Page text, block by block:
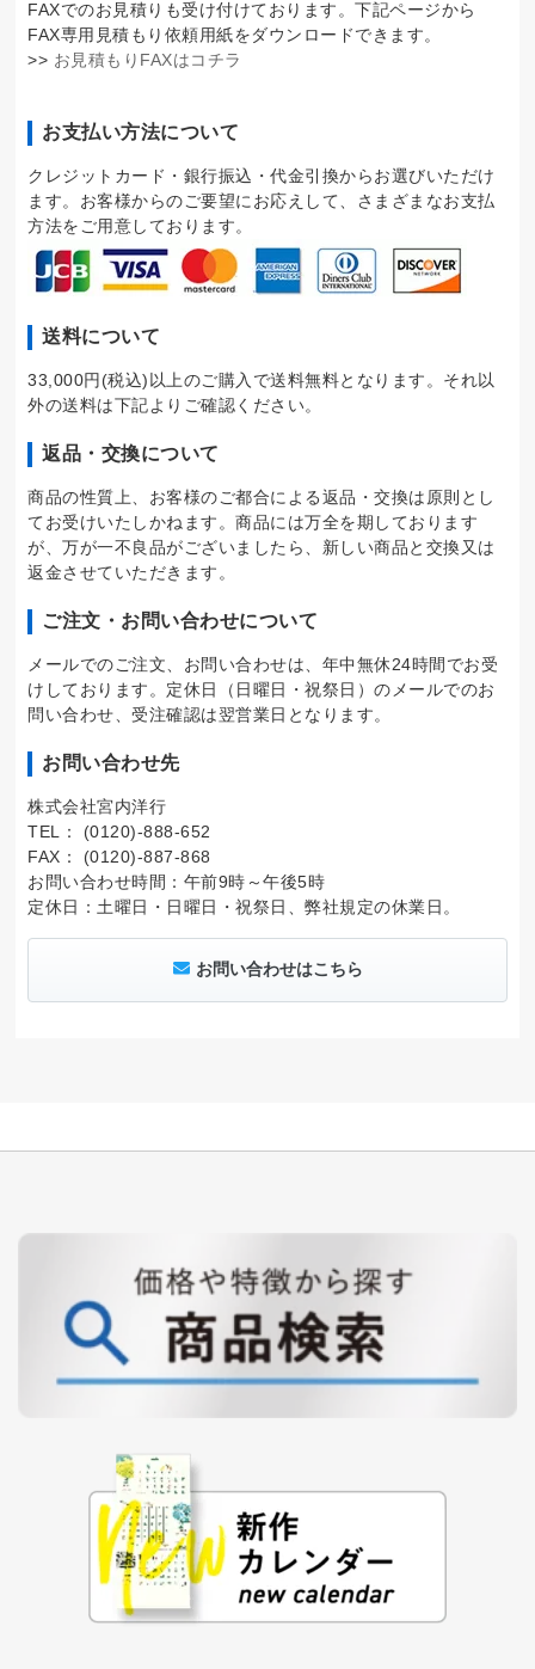
FAXでのお見積りも受け付けております。下記ページから
FAX専用見積もり依頼用紙をダウンロードできます。
>> お見積もりFAXはコチラ
お支払い方法について
クレジットカード・銀行振込・代金引換からお選びいただけ
ます。お客様からのご要望にお応えして、さまざまなお支払
方法をご用意しております。
送料について
33,000円(税込)以上のご購入で送料無料となります。それ以
外の送料は下記よりご確認ください。
返品・交換について
商品の性質上、お客様のご都合による返品・交換は原則とし
てお受けいたしかねます。商品には万全を期しております
が、万が一不良品がございましたら、新しい商品と交換又は
返金させていただきます。
ご注文・お問い合わせについて
メールでのご注文、お問い合わせは、年中無休24時間でお受
けしております。定休日（日曜日・祝祭日）のメールでのお
問い合わせ、受注確認は翌営業日となります。
お問い合わせ先
株式会社宮内洋行
TEL： (0120)-888-652
FAX： (0120)-887-868
お問い合わせ時間：午前9時～午後5時
定休日：土曜日・日曜日・祝祭日、弊社規定の休業日。
お問い合わせはこちら